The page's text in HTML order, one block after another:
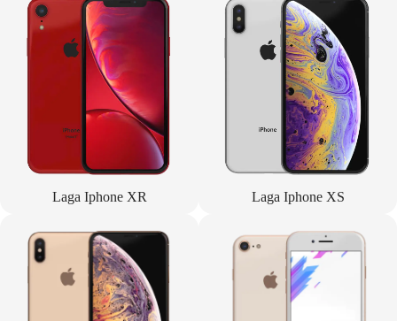
Laga Iphone XR Laga Iphone XS